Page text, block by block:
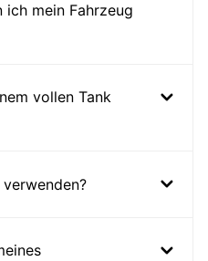
mein Fahrzeug
vollen Tank